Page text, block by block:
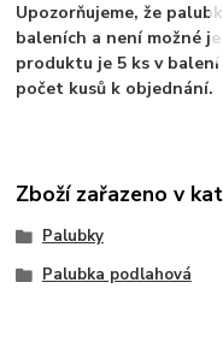
Upozorňujeme, že
baleních a není možné
produktu je 5 ks v
počet kusů k objednání.
Zboží zařazeno v
Palubky
Palubka podlahová